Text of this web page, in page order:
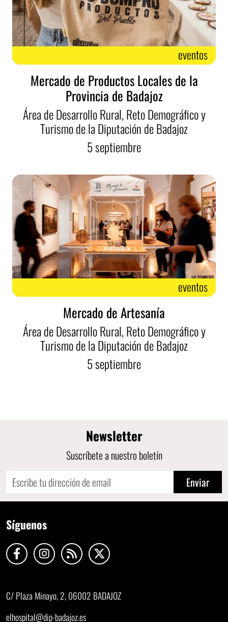
eventos
Mercado de Productos Locales de la
Provincia de Badajoz
Área de Desarrollo Rural, Reto Demográfico y
Turismo de la Diputación de Badajoz
5septiembre
eventos
Mercado de Artesanía
Área de Desarrollo Rural, Reto Demográfico y
Turismo de la Diputación de Badajoz
5septiembre
Newsletter
Suscríbete a nuestro boletín
Enviar
Síguenos
C/ Plaza Minayo, 2, 06002 BADAJOZ
elhospital@dip-badajoz.es